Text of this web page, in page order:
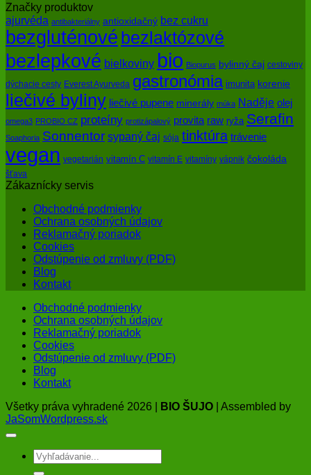
ovplyvňujú
zdravie
Značky produktov
ajurvéda antibakteriálny antioxidačný bez cukru
bezgluténové bezlaktózové
bezlepkové bielkoviny bio Biopurus bylinný čaj cestoviny
dýchacie cesty Everest Ayurveda gastronómia imunita korenie
liečivé byliny liečivé pupene minerály múka Naděje olej
omega3 PROBIO CZ proteíny protizápalový provita raw ryža Serafin
Soaphoria Sonnentor sypaný čaj sója tinktúra trávenie
vegan vegetarián vitamín C vitamín E vitamíny vápnik čokoláda
šťava
Zákaznícky servis
Obchodné podmienky
Ochrana osobných údajov
Reklamačný poriadok
Cookies
Odstúpenie od zmluvy (PDF)
Blog
Kontakt
Obchodné podmienky
Ochrana osobných údajov
Reklamačný poriadok
Cookies
Odstúpenie od zmluvy (PDF)
Blog
Kontakt
Všetky práva vyhradené 2026 |
BIO ŠUJO | Assembled by
JaSomWordpress.sk
Hľadať: